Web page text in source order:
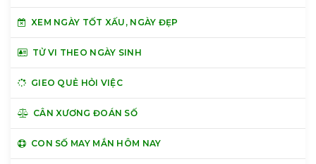
XEM NGÀY TỐT XẤU, NGÀY ĐẸP
TỬ VI THEO NGÀY SINH
GIEO QUẺ HỎI VIỆC
CÂN XƯƠNG ĐOÁN SỐ
CON SỐ MAY MẮN HÔM NAY